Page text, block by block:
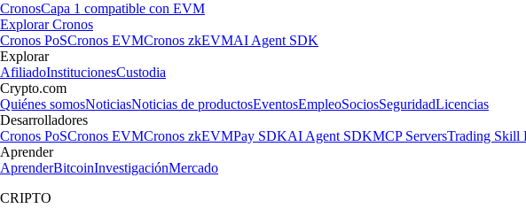
CronosCapa 1 compatible con EVM
Explorar Cronos
Cronos PoSCronos EVMCronos zkEVMAI Agent SDK
Explorar
AfiliadoInstitucionesCustodia
Crypto.com
Quiénes somosNoticiasNoticias de productosEventosEmpleoSociosSeguridadLicencias
Desarrolladores
Cronos PoSCronos EVMCronos zkEVMPay SDKAI Agent SDKMCP ServersTrading Skill
Aprender
AprenderBitcoinInvestigaciónMercado
CRIPTO